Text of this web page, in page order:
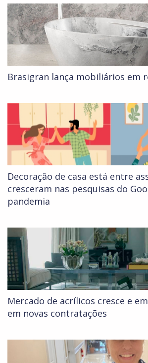
Brasigran lança mobiliários em
Decoração de casa está entre
cresceram nas pesquisas do
pandemia
Mercado de acrílicos cresce e
em novas contratações